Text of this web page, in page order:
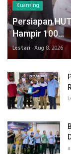
Kuansing
Persiapan
Hampir 100...
Lestari Aug 8, 2026